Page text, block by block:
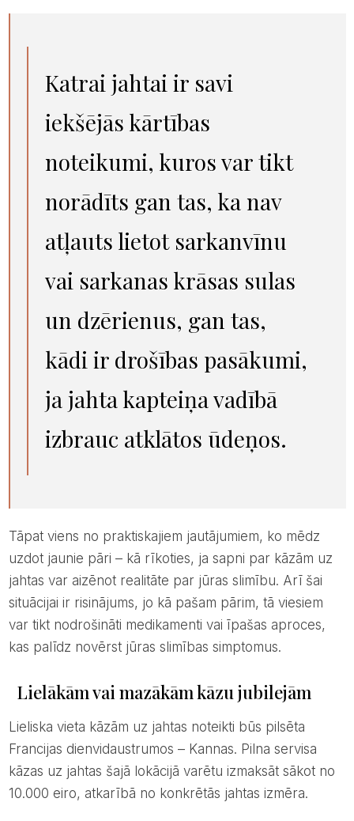
Katrai jahtai ir savi
iekšējās kārtības
noteikumi, kuros var tikt
norādīts gan tas, ka nav
atļauts lietot sarkanvīnu
vai sarkanas krāsas sulas
un dzērienus, gan tas,
kādi ir drošības pasākumi,
ja jahta kapteiņa vadībā
izbrauc atklātos ūdeņos.
Tāpat viens no praktiskajiem jautājumiem, ko mēdz
uzdot jaunie pāri – kā rīkoties, ja sapni par kāzām uz
jahtas var aizēnot realitāte par jūras slimību. Arī šai
situācijai ir risinājums, jo kā pašam pārim, tā viesiem
var tikt nodrošināti medikamenti vai īpašas aproces,
kas palīdz novērst jūras slimības simptomus.
Lielākām vai mazākām kāzu jubilejām
Lieliska vieta kāzām uz jahtas noteikti būs pilsēta
Francijas dienvidaustrumos – Kannas. Pilna servisa
kāzas uz jahtas šajā lokācijā varētu izmaksāt sākot no
10.000 eiro, atkarībā no konkrētās jahtas izmēra.